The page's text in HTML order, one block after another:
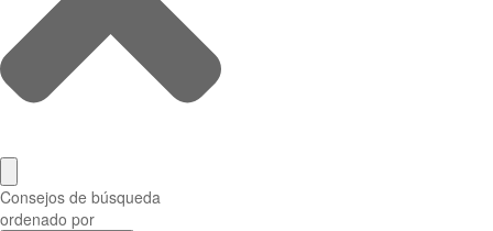
Consejos de búsqueda
ordenado por